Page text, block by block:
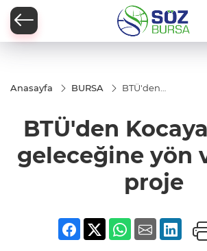
Anasayfa BURSA
BTÜ'den
yön verecek
proje
BTÜ'den
geleceğine yön
proje